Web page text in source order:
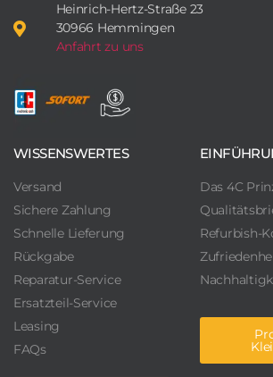
Heinrich-Hertz-Straße 23
30966 Hemmingen
Anfahrt zu uns
WISSENSWERTES
Versand
Sichere Zahlung
Schnelle Lieferung
Rückgabe
Reparatur-Service
Ersatzteil-Service
Leasing
FAQs
Das 4C
Refurbish-